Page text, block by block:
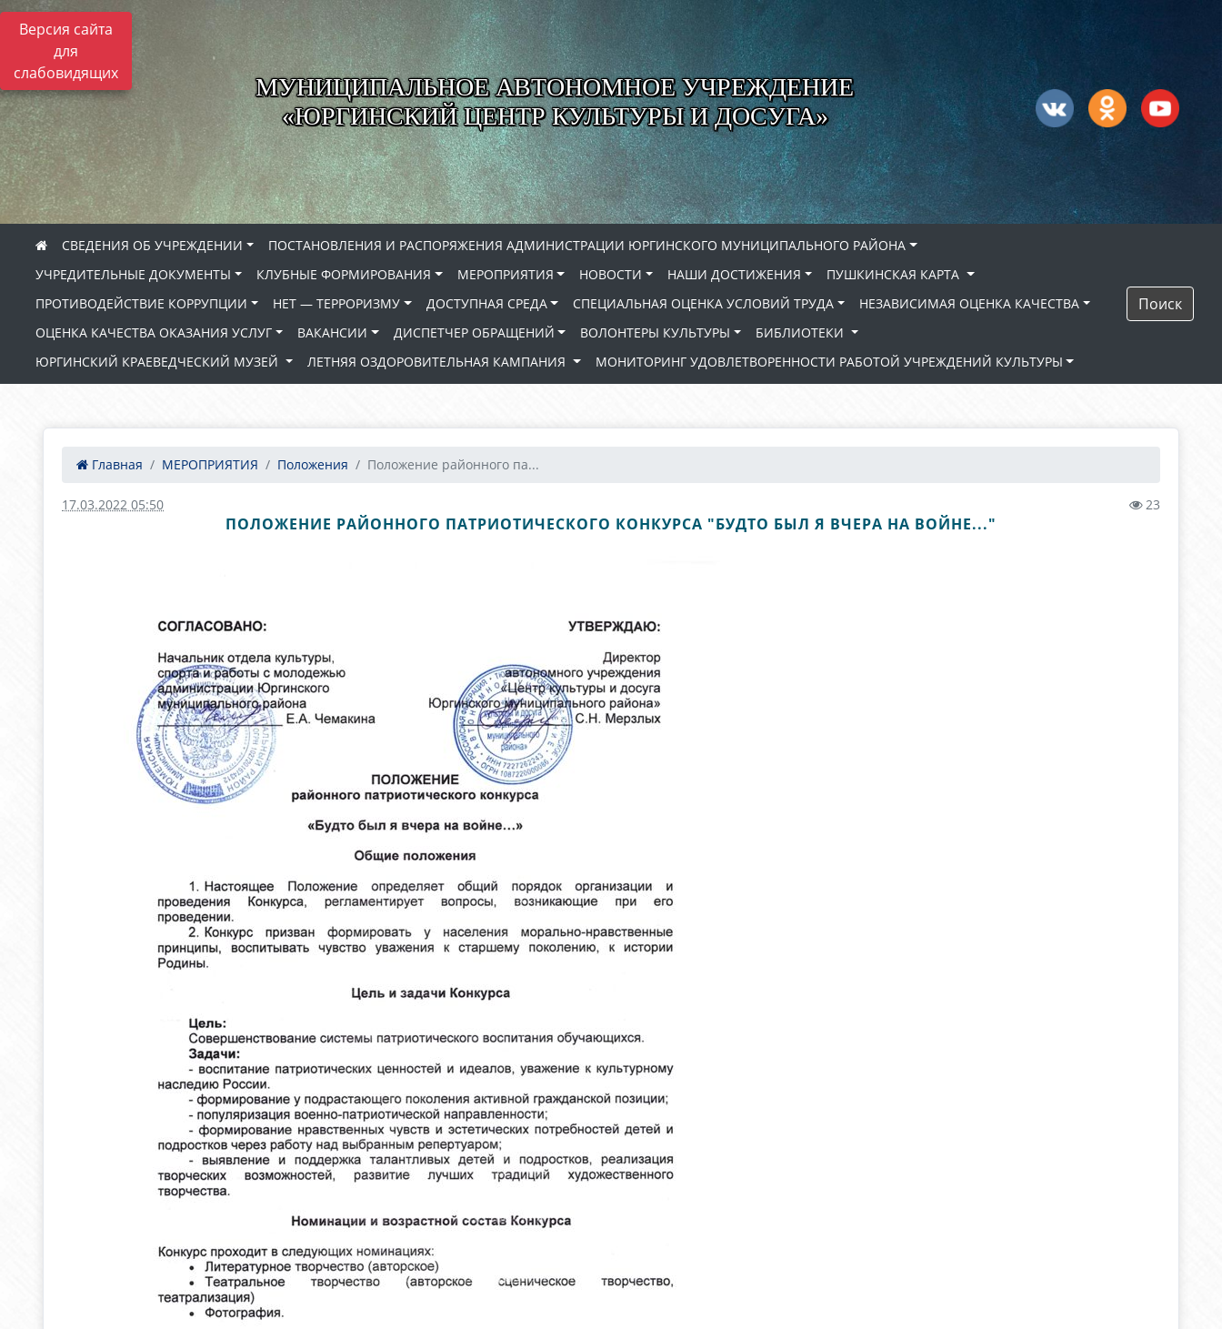
Версия сайта
для
слабовидящих
МУНИЦИПАЛЬНОЕ АВТОНОМНОЕ УЧРЕЖДЕНИЕ
«ЮРГИНСКИЙ ЦЕНТР КУЛЬТУРЫ И ДОСУГА»
СВЕДЕНИЯ ОБ УЧРЕЖДЕНИИ
ПОСТАНОВЛЕНИЯ И РАСПОРЯЖЕНИЯ АДМИНИСТРАЦИИ ЮРГИНСКОГО МУНИЦИПАЛЬНОГО РАЙОНА
УЧРЕДИТЕЛЬНЫЕ ДОКУМЕНТЫ
КЛУБНЫЕ ФОРМИРОВАНИЯ МЕРОПРИЯТИЯ НОВОСТИ НАШИ ДОСТИЖЕНИЯ
ПУШКИНСКАЯ КАРТА
ПРОТИВОДЕЙСТВИЕ КОРРУПЦИИ
НЕТ — ТЕРРОРИЗМУ ДОСТУПНАЯ СРЕДА СПЕЦИАЛЬНАЯ ОЦЕНКА УСЛОВИЙ ТРУДА
НЕЗАВИСИМАЯ ОЦЕНКА КАЧЕСТВА
ОЦЕНКА КАЧЕСТВА ОКАЗАНИЯ УСЛУГ
ВАКАНСИИ ДИСПЕТЧЕР ОБРАЩЕНИЙ ВОЛОНТЕРЫ КУЛЬТУРЫ
БИБЛИОТЕКИ
ЮРГИНСКИЙ КРАЕВЕДЧЕСКИЙ МУЗЕЙ
ЛЕТНЯЯ ОЗДОРОВИТЕЛЬНАЯ КАМПАНИЯ МОНИТОРИНГ УДОВЛЕТВОРЕННОСТИ РАБОТОЙ УЧРЕЖДЕНИЙ КУЛЬТУРЫ
Поиск
Главная МЕРОПРИЯТИЯ Положения Положение районного па...
17.03.2022 05:50 23
ПОЛОЖЕНИЕ РАЙОННОГО ПАТРИОТИЧЕСКОГО КОНКУРСА "БУДТО БЫЛ Я ВЧЕРА НА ВОЙНЕ..."